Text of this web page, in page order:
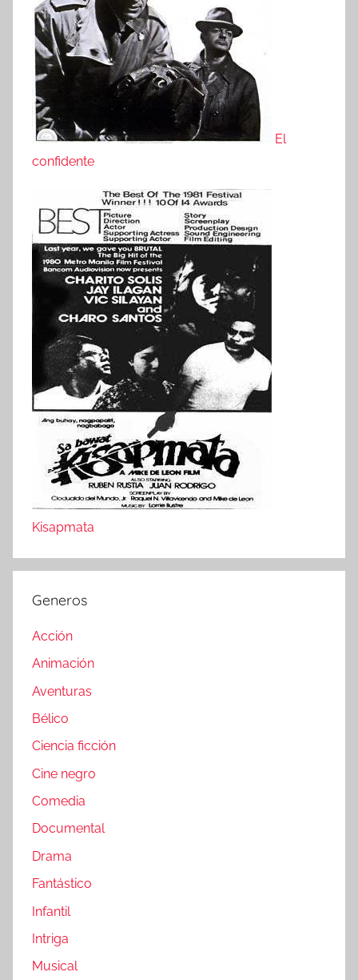
El
confidente
Kisapmata
Generos
Acción
Animación
Aventuras
Bélico
Ciencia ficción
Cine negro
Comedia
Documental
Drama
Fantástico
Infantil
Intriga
Musical